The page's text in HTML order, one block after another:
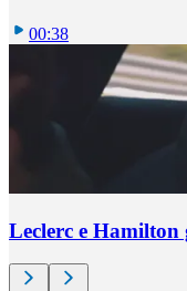
00:38
Leclerc e